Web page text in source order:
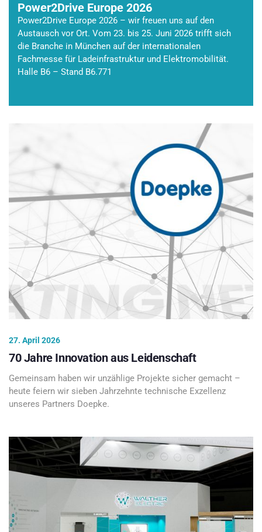
Power2Drive Europe 2026
Power2Drive Europe 2026 – wir freuen uns auf den
Austausch vor Ort. Vom 23. bis 25. Juni 2026 trifft sich
die Branche in München auf der internationalen
Fachmesse für Ladeinfrastruktur und Elektromobilität.
Halle B6 – Stand B6.771
27. April 2026
70 Jahre Innovation aus Leidenschaft
Gemeinsam haben wir unzählige Projekte sicher gemacht –
heute feiern wir sieben Jahrzehnte technische Exzellenz
unseres Partners Doepke.